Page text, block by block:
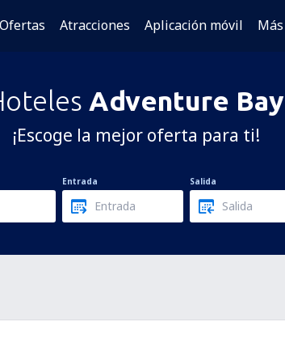
Ofertas Atracciones Aplicación móvil Más
Adventure Bay
¡Escoge la mejor oferta para ti!
Entrada Salida